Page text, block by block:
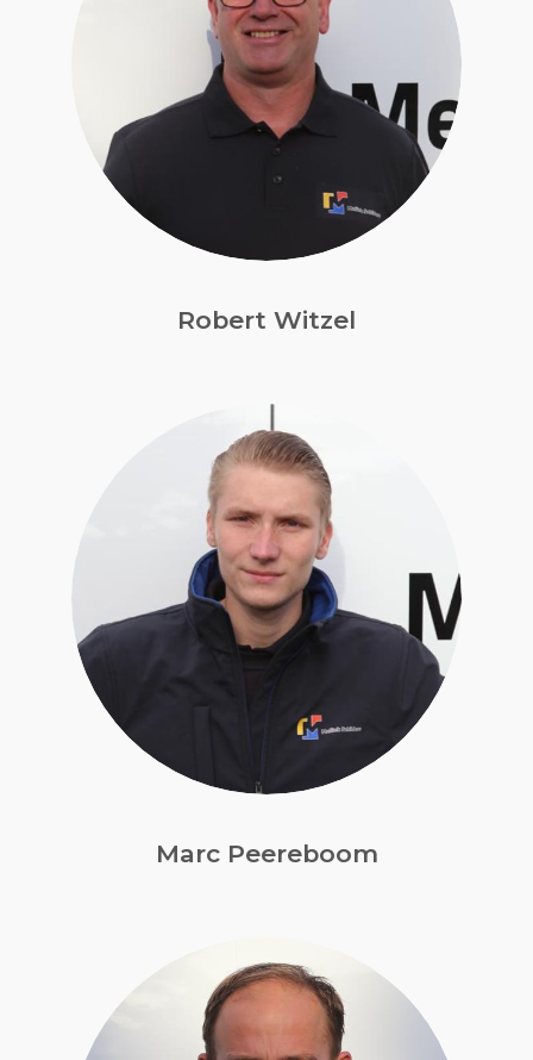
Robert Witzel
Marc Peereboom